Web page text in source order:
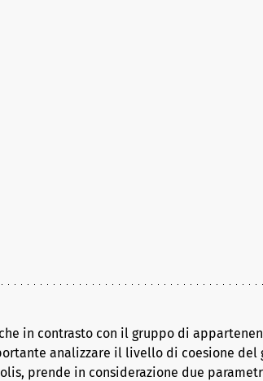
in contrasto con il gruppo di
analizzare il livello di coesione del
prende in considerazione due